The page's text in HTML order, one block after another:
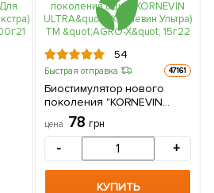
54
Быстрая отправка 47161
Биостимулятор нового
поколения "KORNEVIN
ULTRA" (Корневин Ультра)
ТМ "AGRO-X" 15г
цена 78 грн
- +
КУПИТЬ